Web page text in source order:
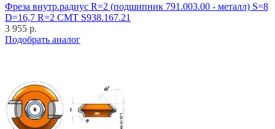
Фреза внутр.радиус R=2 (подшипник 791.003.00 - металл) S=8
D=16,7 R=2 CMT S938.167.21
3 955 р.
Подобрать аналог